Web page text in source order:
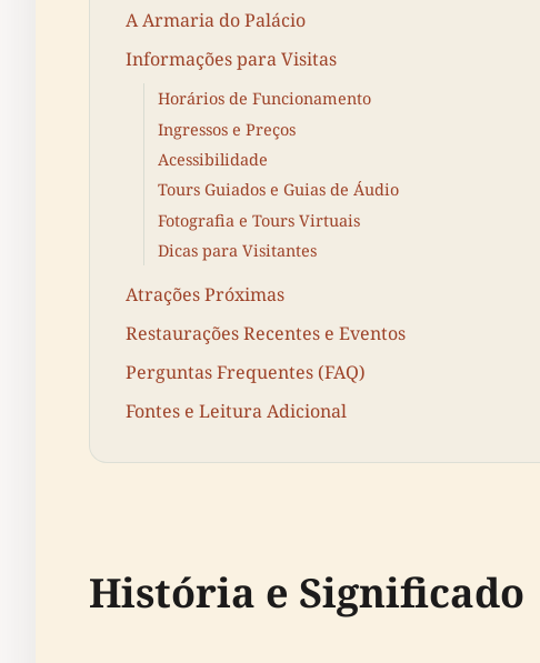
A Armaria do Palácio
Informações para Visitas
Horários de Funcionamento
Ingressos e Preços
Acessibilidade
Tours Guiados e Guias de Áudio
Fotografia e Tours Virtuais
Dicas para Visitantes
Atrações Próximas
Restaurações Recentes e Eventos
Perguntas Frequentes (FAQ)
Fontes e Leitura Adicional
História e Significado